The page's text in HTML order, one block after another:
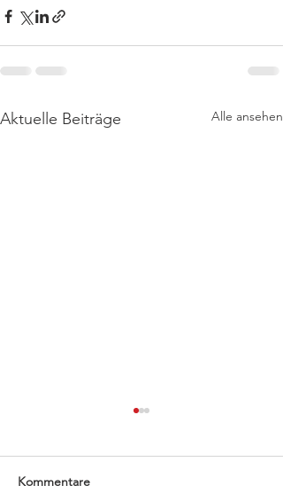
Aktuelle Beiträge Alle ansehen
Kommentare